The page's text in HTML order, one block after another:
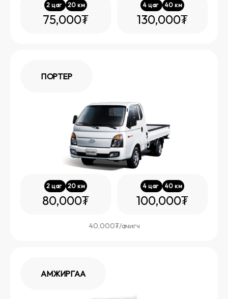
2 цаг 20 км
75,000₮
4 цаг 40 км
130,000₮
ПОРТЕР
2 цаг 20 км
80,000₮
4 цаг 40 км
100,000₮
40,000₮/ачигч
АМЖИРГАА